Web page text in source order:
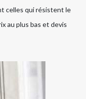
celles qui résistent le
au plus bas et devis